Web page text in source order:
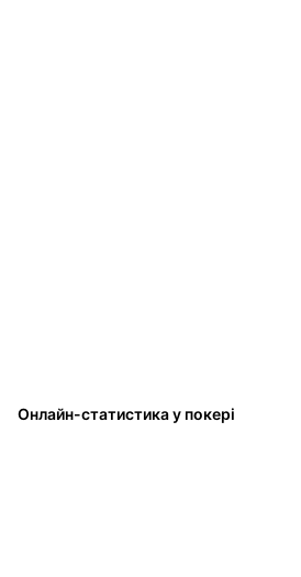
Онлайн-статистика у покері